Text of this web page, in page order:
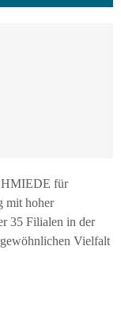
für
mit hoher
35 Filialen in der
Vielfalt